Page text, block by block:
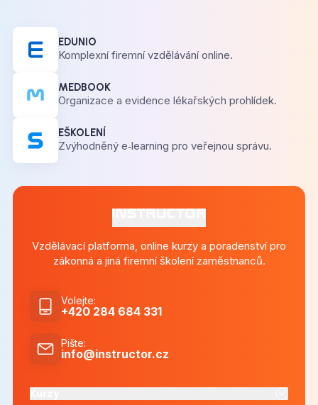
EDUNIO
Komplexní firemní vzdělávání online.
MEDBOOK
Organizace a evidence lékařských prohlídek.
EŠKOLENÍ
Zvýhodněný e‑learning pro veřejnou správu.
Vzdělávací platforma, online kurzy a poradenství pro
zákonná a jiná firemní školení zaměstnanců.
Volejte:
+420 284 684 331
Pište:
info@instructor.cz